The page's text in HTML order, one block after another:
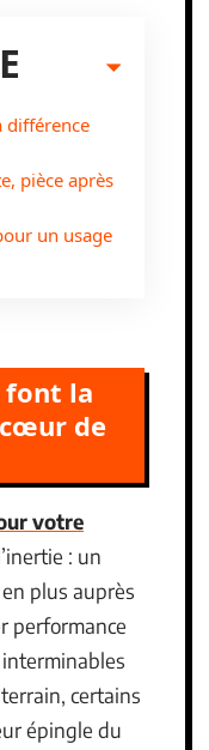
différence
pièce après
un usage
font la
de
votre
: un
plus auprès
performance
certains
épingle du